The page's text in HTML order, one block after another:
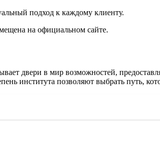
подход к каждому клиенту.
на официальном сайте.
двери в мир возможностей,
института позволяют выбрать путь,